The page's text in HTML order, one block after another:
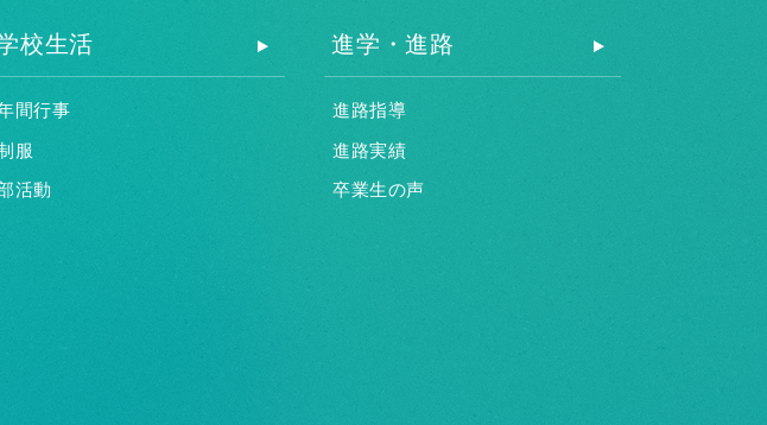
校生活
間行事
服
活動
進学・進路
進路指導
進路実績
卒業生の声